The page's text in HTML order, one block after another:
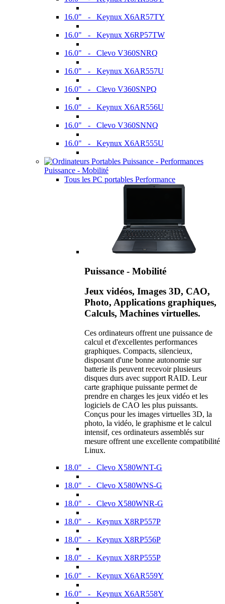
16.0" - Keynux X6AR57TY
16.0" - Keynux X6RP57TW
16.0" - Clevo V360SNRQ
16.0" - Keynux X6AR557U
16.0" - Clevo V360SNPQ
16.0" - Keynux X6AR556U
16.0" - Clevo V360SNNQ
16.0" - Keynux X6AR555U
Puissance - Mobilité
Tous les PC portables Performance
Puissance - Mobilité
Jeux vidéos, Images 3D, CAO,
Photo, Applications graphiques,
Calculs, Machines virtuelles.
Ces ordinateurs offrent une puissance de
calcul et d'excellentes performances
graphiques. Compacts, silencieux,
disposant d'une bonne autonomie sur
batterie ils peuvent recevoir plusieurs
disques durs avec support RAID. Leur
carte graphique puissante permet de
prendre en charges les jeux vidéo et les
logiciels de CAO les plus puissants.
Conçus pour les images virtuelles 3D, la
photo, la vidéo, le graphisme et le calcul
intensif, ces ordinateurs assemblés sur
mesure offrent une excellente compatibilité
Linux.
18.0" - Clevo X580WNT-G
18.0" - Clevo X580WNS-G
18.0" - Clevo X580WNR-G
18.0" - Keynux X8RP557P
18.0" - Keynux X8RP556P
18.0" - Keynux X8RP555P
16.0" - Keynux X6AR559Y
16.0" - Keynux X6AR558Y